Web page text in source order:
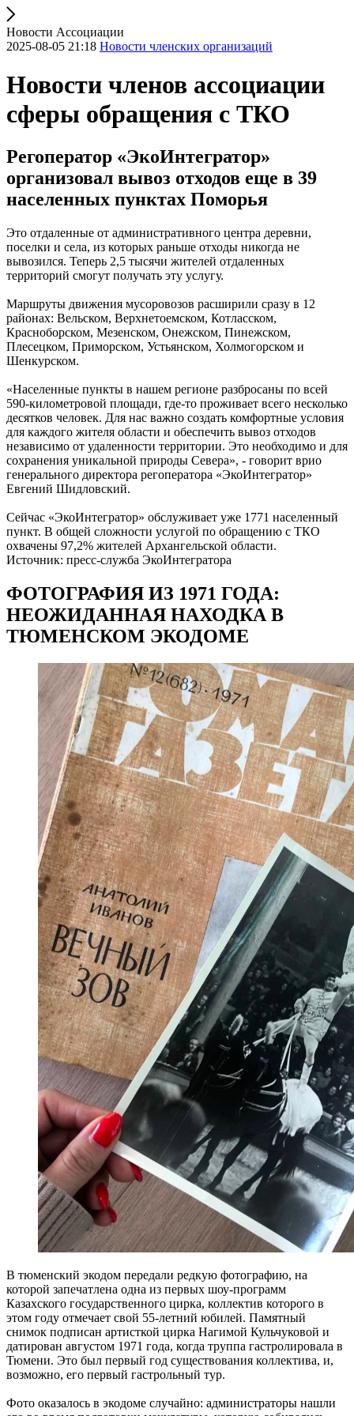
Новости Ассоциации
2025-08-05 21:18 Новости членских организаций
Новости членов ассоциации
сферы обращения с ТКО
Регоператор «ЭкоИнтегратор»
организовал вывоз отходов еще в 39
населенных пунктах Поморья
Это отдаленные от административного центра деревни,
поселки и села, из которых раньше отходы никогда не
вывозился. Теперь 2,5 тысячи жителей отдаленных
территорий смогут получать эту услугу.
Маршруты движения мусоровозов расширили сразу в 12
районах: Вельском, Верхнетоемском, Котласском,
Красноборском, Мезенском, Онежском, Пинежском,
Плесецком, Приморском, Устьянском, Холмогорском и
Шенкурском.
«Населенные пункты в нашем регионе разбросаны по всей
590-километровой площади, где-то проживает всего несколько
десятков человек. Для нас важно создать комфортные условия
для каждого жителя области и обеспечить вывоз отходов
независимо от удаленности территории. Это необходимо и для
сохранения уникальной природы Севера», - говорит врио
генерального директора регоператора «ЭкоИнтегратор»
Евгений Шидловский.
Сейчас «ЭкоИнтегратор» обслуживает уже 1771 населенный
пункт. В общей сложности услугой по обращению с ТКО
охвачены 97,2% жителей Архангельской области.
Источник: пресс-служба ЭкоИнтегратора
ФОТОГРАФИЯ ИЗ 1971 ГОДА:
НЕОЖИДАННАЯ НАХОДКА В
ТЮМЕНСКОМ ЭКОДОМЕ
В тюменский экодом передали редкую фотографию, на
которой запечатлена одна из первых шоу-программ
Казахского государственного цирка, коллектив которого в
этом году отмечает свой 55-летний юбилей. Памятный
снимок подписан артисткой цирка Нагимой Кульчуковой и
датирован августом 1971 года, когда труппа гастролировала в
Тюмени. Это был первый год существования коллектива, и,
возможно, его первый гастрольный тур.
Фото оказалось в экодоме случайно: администраторы нашли